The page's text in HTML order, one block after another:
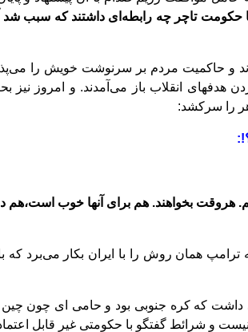
حکومت تاچر چه رابطه ای داشتند که سبب شد
و حاکمیت مردم بر سرنوشت خویش را می
هدفهای انقلاب باز می آمدند. و امروز نیز
را سرکشد:
هروقت بخواهند. هم برای آنها خوب است،هم
ترامپ همان روش را با ایران بکار میبرد که
که کره جنوبی بود و حامی ای چون چین
نیست و شرائط گفتگو با حکومتی غیر قابل